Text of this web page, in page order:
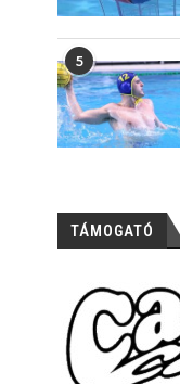
5
TÁMOGATÓ